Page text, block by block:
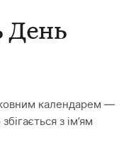
День
календарем —
з ім’ям